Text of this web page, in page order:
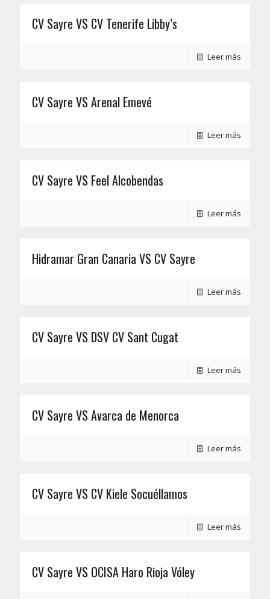
CV Sayre VS CV Tenerife Libby’s
Leer más
CV Sayre VS Arenal Emevé
Leer más
CV Sayre VS Feel Alcobendas
Leer más
Hidramar Gran Canaria VS CV Sayre
Leer más
CV Sayre VS DSV CV Sant Cugat
Leer más
CV Sayre VS Avarca de Menorca
Leer más
CV Sayre VS CV Kiele Socuéllamos
Leer más
CV Sayre VS OCISA Haro Rioja Vóley